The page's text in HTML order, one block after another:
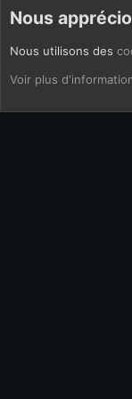
CoOkies
Nous
Nous utilisons des
Voir plus